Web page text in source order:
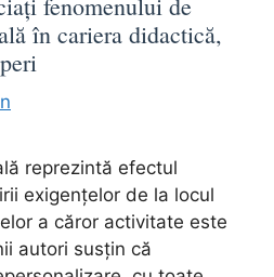
în cariera didactică,
reprezintă efectul
exigențelor de la locul
a căror activitate este
autori susțin că